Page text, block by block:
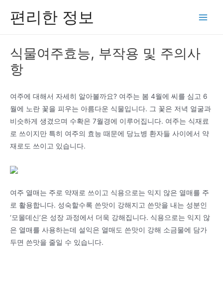
편리한 정보
식물여주효능, 부작용 및 주의사
항
여주에 대해서 자세히 알아볼까요? 여주는 봄 4월에 씨를 심고 6
월에 노란 꽃을 피우는 아름다운 식물입니다. 그 꽃은 저녁 얼굴과
비슷하게 생겼으며 수확은 7월경에 이루어집니다. 여주는 식재료
로 쓰이지만 특히 여주의 효능 때문에 당뇨병 환자들 사이에서 약
재로도 쓰이고 있습니다.
여주 열매는 주로 약재로 쓰이고 식용으로는 익지 않은 열매를 주
로 활용합니다. 성숙할수록 쓴맛이 강해지고 쓴맛을 내는 성분인
‘모몰데신’은 성장 과정에서 더욱 강해집니다. 식용으로는 익지 않
은 열매를 사용하는데 설익은 열매도 쓴맛이 강해 소금물에 담가
두면 쓴맛을 줄일 수 있습니다.